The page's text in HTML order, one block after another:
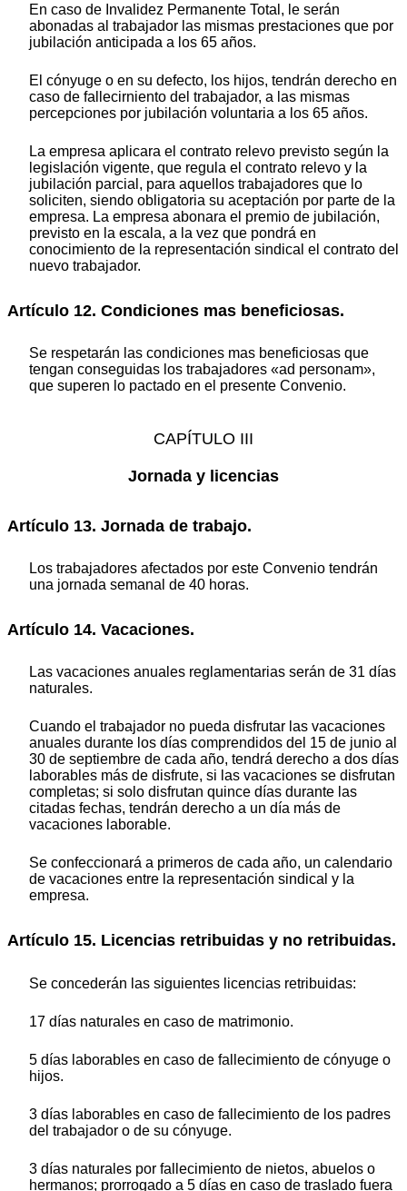
En caso de Invalidez Permanente Total, le serán
abonadas al trabajador las mismas prestaciones que por
jubilación anticipada a los 65 años.
El cónyuge o en su defecto, los hijos, tendrán derecho en
caso de fallecirniento del trabajador, a las mismas
percepciones por jubilación voluntaria a los 65 años.
La empresa aplicara el contrato relevo previsto según la
legislación vigente, que regula el contrato relevo y la
jubilación parcial, para aquellos trabajadores que lo
soliciten, siendo obligatoria su aceptación por parte de la
empresa. La empresa abonara el premio de jubilación,
previsto en la escala, a la vez que pondrá en
conocimiento de la representación sindical el contrato del
nuevo trabajador.
Artículo 12. Condiciones mas beneficiosas.
Se respetarán las condiciones mas beneficiosas que
tengan conseguidas los trabajadores «ad personam»,
que superen lo pactado en el presente Convenio.
CAPÍTULO III
Jornada y licencias
Artículo 13. Jornada de trabajo.
Los trabajadores afectados por este Convenio tendrán
una jornada semanal de 40 horas.
Artículo 14. Vacaciones.
Las vacaciones anuales reglamentarias serán de 31 días
naturales.
Cuando el trabajador no pueda disfrutar las vacaciones
anuales durante los días comprendidos del 15 de junio al
30 de septiembre de cada año, tendrá derecho a dos días
laborables más de disfrute, si las vacaciones se disfrutan
completas; si solo disfrutan quince días durante las
citadas fechas, tendrán derecho a un día más de
vacaciones laborable.
Se confeccionará a primeros de cada año, un calendario
de vacaciones entre la representación sindical y la
empresa.
Artículo 15. Licencias retribuidas y no retribuidas.
Se concederán las siguientes licencias retribuidas:
17 días naturales en caso de matrimonio.
5 días laborables en caso de fallecimiento de cónyuge o
hijos.
3 días laborables en caso de fallecimiento de los padres
del trabajador o de su cónyuge.
3 días naturales por fallecimiento de nietos, abuelos o
hermanos; prorrogado a 5 días en caso de traslado fuera